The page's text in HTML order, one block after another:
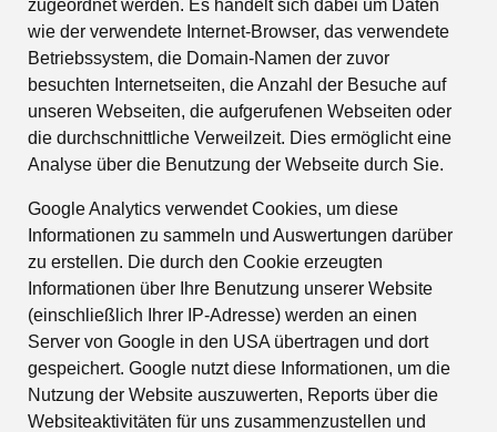
zugeordnet werden. Es handelt sich dabei um Daten
wie der verwendete Internet-Browser, das verwendete
Betriebssystem, die Domain-Namen der zuvor
besuchten Internetseiten, die Anzahl der Besuche auf
unseren Webseiten, die aufgerufenen Webseiten oder
die durchschnittliche Verweilzeit. Dies ermöglicht eine
Analyse über die Benutzung der Webseite durch Sie.
Google Analytics verwendet Cookies, um diese
Informationen zu sammeln und Auswertungen darüber
zu erstellen. Die durch den Cookie erzeugten
Informationen über Ihre Benutzung unserer Website
(einschließlich Ihrer IP-Adresse) werden an einen
Server von Google in den USA übertragen und dort
gespeichert. Google nutzt diese Informationen, um die
Nutzung der Website auszuwerten, Reports über die
Websiteaktivitäten für uns zusammenzustellen und